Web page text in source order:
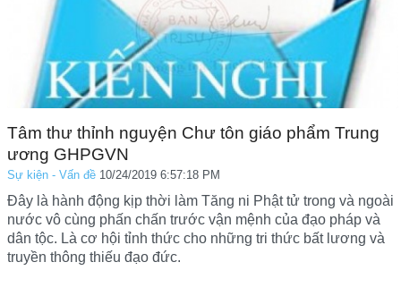
Tâm thư thỉnh nguyện Chư tôn giáo phẩm Trung
ương GHPGVN
Sự kiện - Vấn đề 10/24/2019 6:57:18 PM
Đây là hành động kịp thời làm Tăng ni Phật tử trong và ngoài
nước vô cùng phấn chấn trước vận mệnh của đạo pháp và
dân tộc. Là cơ hội tỉnh thức cho những tri thức bất lương và
truyền thông thiếu đạo đức.